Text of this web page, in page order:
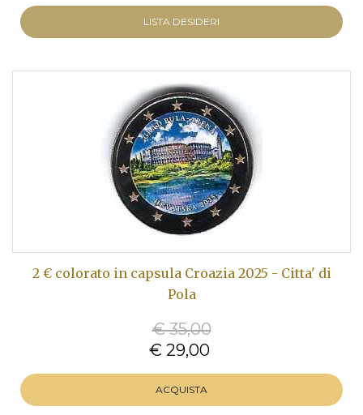
LISTA DESIDERI
2 € colorato in capsula Croazia 2025 - Citta' di
Pola
€ 35,00
€ 29,00
ACQUISTA